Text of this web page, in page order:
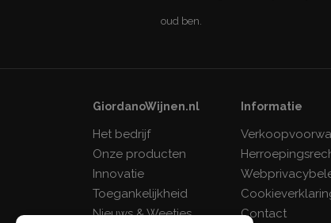
oud ben.
GiordanoWijnen.nl
Het bedrijf
Onze producten
Innovatie
Toegankelijkheid
Nieuws & Weetjes
Informatie
Contact